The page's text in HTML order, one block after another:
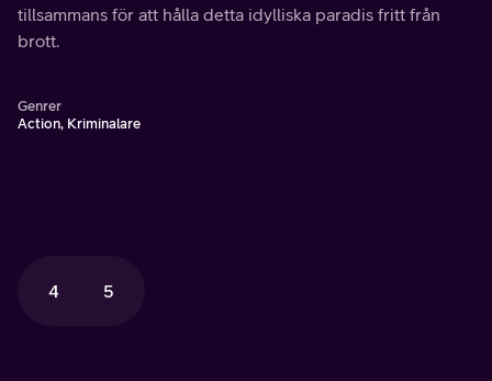
tillsammans för att hålla detta idylliska paradis fritt från
brott.
Genrer
Action, Kriminalare
4 5